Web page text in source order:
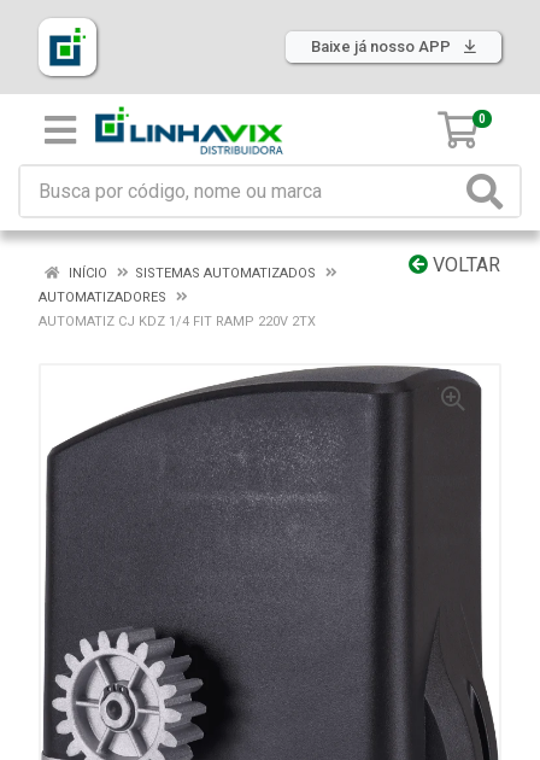
Baixe já nosso APP
0
VOLTAR
INÍCIO
SISTEMAS AUTOMATIZADOS
AUTOMATIZADORES
AUTOMATIZ CJ KDZ 1/4 FIT RAMP 220V 2TX